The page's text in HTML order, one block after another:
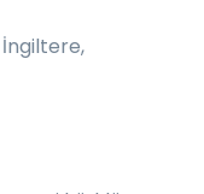
İngiltere,